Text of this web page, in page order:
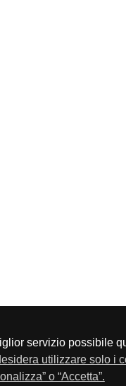
servizio possibile
utilizzare solo i
o “Accetta”.
Brescia P.Iva